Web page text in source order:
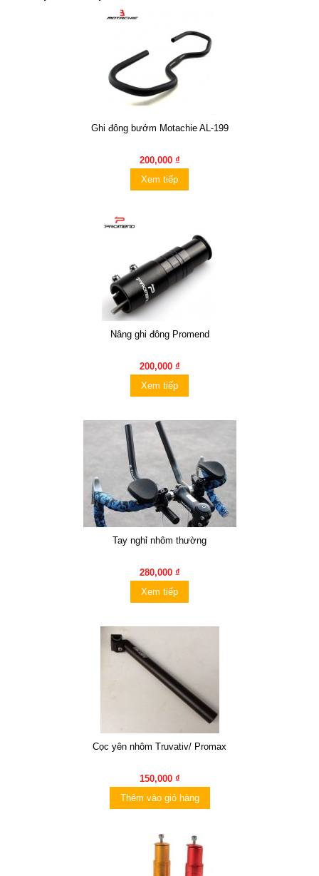
Ghi đông bướm Motachie AL-199
200,000 ₫
Xem tiếp
Nâng ghi đông Promend
200,000 ₫
Xem tiếp
Tay nghỉ nhôm thường
280,000 ₫
Xem tiếp
Cọc yên nhôm Truvativ/ Promax
150,000 ₫
Thêm vào giỏ hàng